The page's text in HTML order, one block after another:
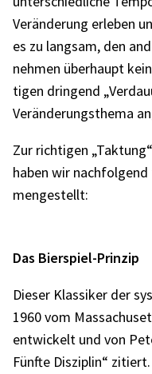
Verän­de­rung erle­ben
es zu lang­sam, den
nehmen über­haupt
ti­gen drin­gend
Verän­de­rungs­thema
Zur rich­ti­gen
haben wir
men­ge­stellt:
Das Bier­spiel-Prin­zip
Dieser Klas­si­ker der
1960 vom
entwi­ckelt und von
Fünfte Diszi­plin“